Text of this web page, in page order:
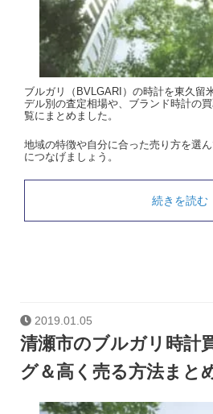
ブルガリ（BVLGARI）の時計を東久留
デル別の査定相場や、ブランド時計の
覧にまとめました。
地域の特徴や自分に合った売り方を選
につなげましょう。
続きを読む
2019.01.05
清瀬市のブルガリ時計
グ＆高く売る方法まと